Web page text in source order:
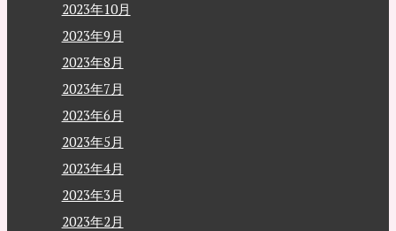
2023年10月
2023年9月
2023年8月
2023年7月
2023年6月
2023年5月
2023年4月
2023年3月
2023年2月